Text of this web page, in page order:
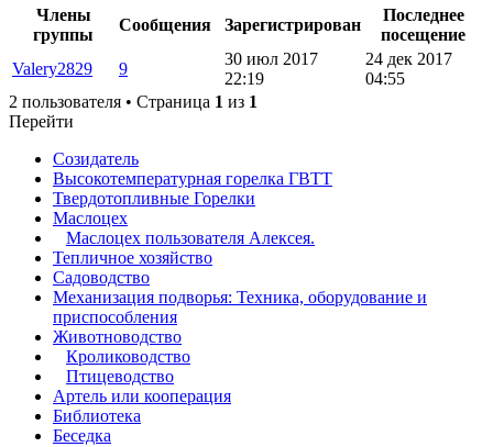
Члены
группы
Сообщения Зарегистрирован
Последнее
посещение
Valery2829
9
30 июл 2017
22:19
24 дек 2017
04:55
2 пользователя • Страница 1 из 1
Перейти
Созидатель
Высокотемпературная горелка ГВТТ
Твердотопливные Горелки
Маслоцех
Маслоцех пользователя Алексея.
Тепличное хозяйство
Садоводство
Механизация подворья: Техника, оборудование и
приспособления
Животноводство
Кролиководство
Птицеводство
Артель или кооперация
Библиотека
Беседка